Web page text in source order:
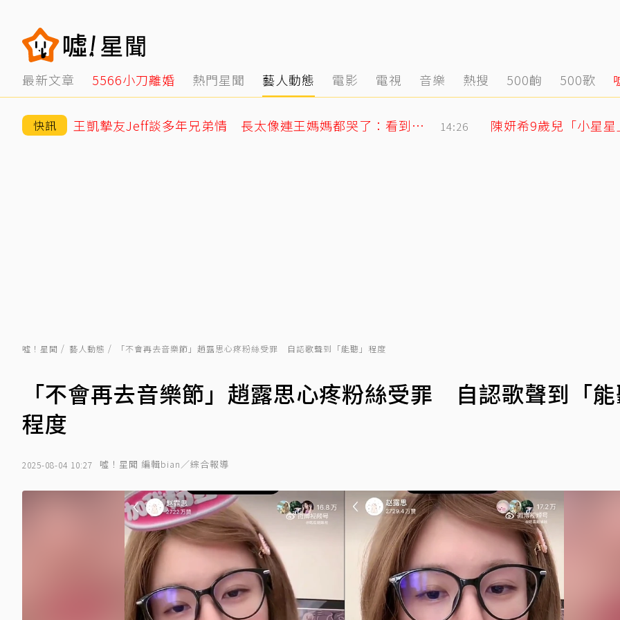
最新文章 5566小刀離婚 熱門星聞 藝人動態 電影 電視 音樂 熱搜 500齣 500歌
快訊 王凱摯友Jeff談多年兄弟情 長太像連王媽媽都哭了：看到他想到兒子 14:26 陳妍希9歲兒「小星
噓！星聞 藝人動態 「不會再去音樂節」趙露思心疼粉絲受罪 自認歌聲到「能聽」程度
「不會再去音樂節」趙露思心疼粉絲受罪 自認歌聲到「
程度
2025-08-04 10:27 噓！星聞 編輯bian／綜合報導